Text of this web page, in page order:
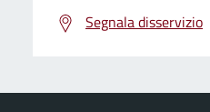
Segnala disservizio